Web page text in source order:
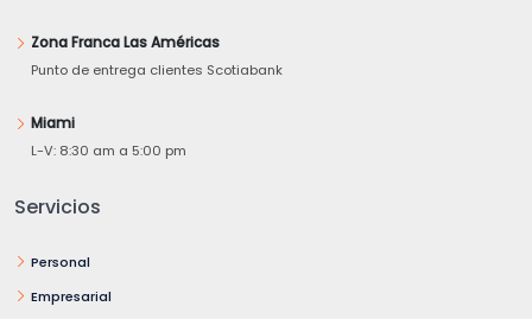
Zona Franca Las Américas
Punto de entrega clientes Scotiabank
Miami
L-V: 8:30 am a 5:00 pm
Servicios
Personal
Empresarial